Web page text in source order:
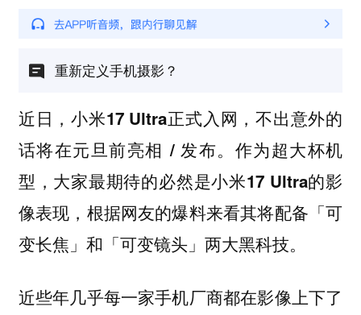
重新定义手机摄影？
近日，小米17 Ultra正式入网，不出意外的
话将在元旦前亮相 / 发布。作为超大杯机
型，大家最期待的必然是小米17 Ultra的影
像表现，根据网友的爆料来看其将配备「可
变长焦」和「可变镜头」两大黑科技。
近些年几乎每一家手机厂商都在影像上下了